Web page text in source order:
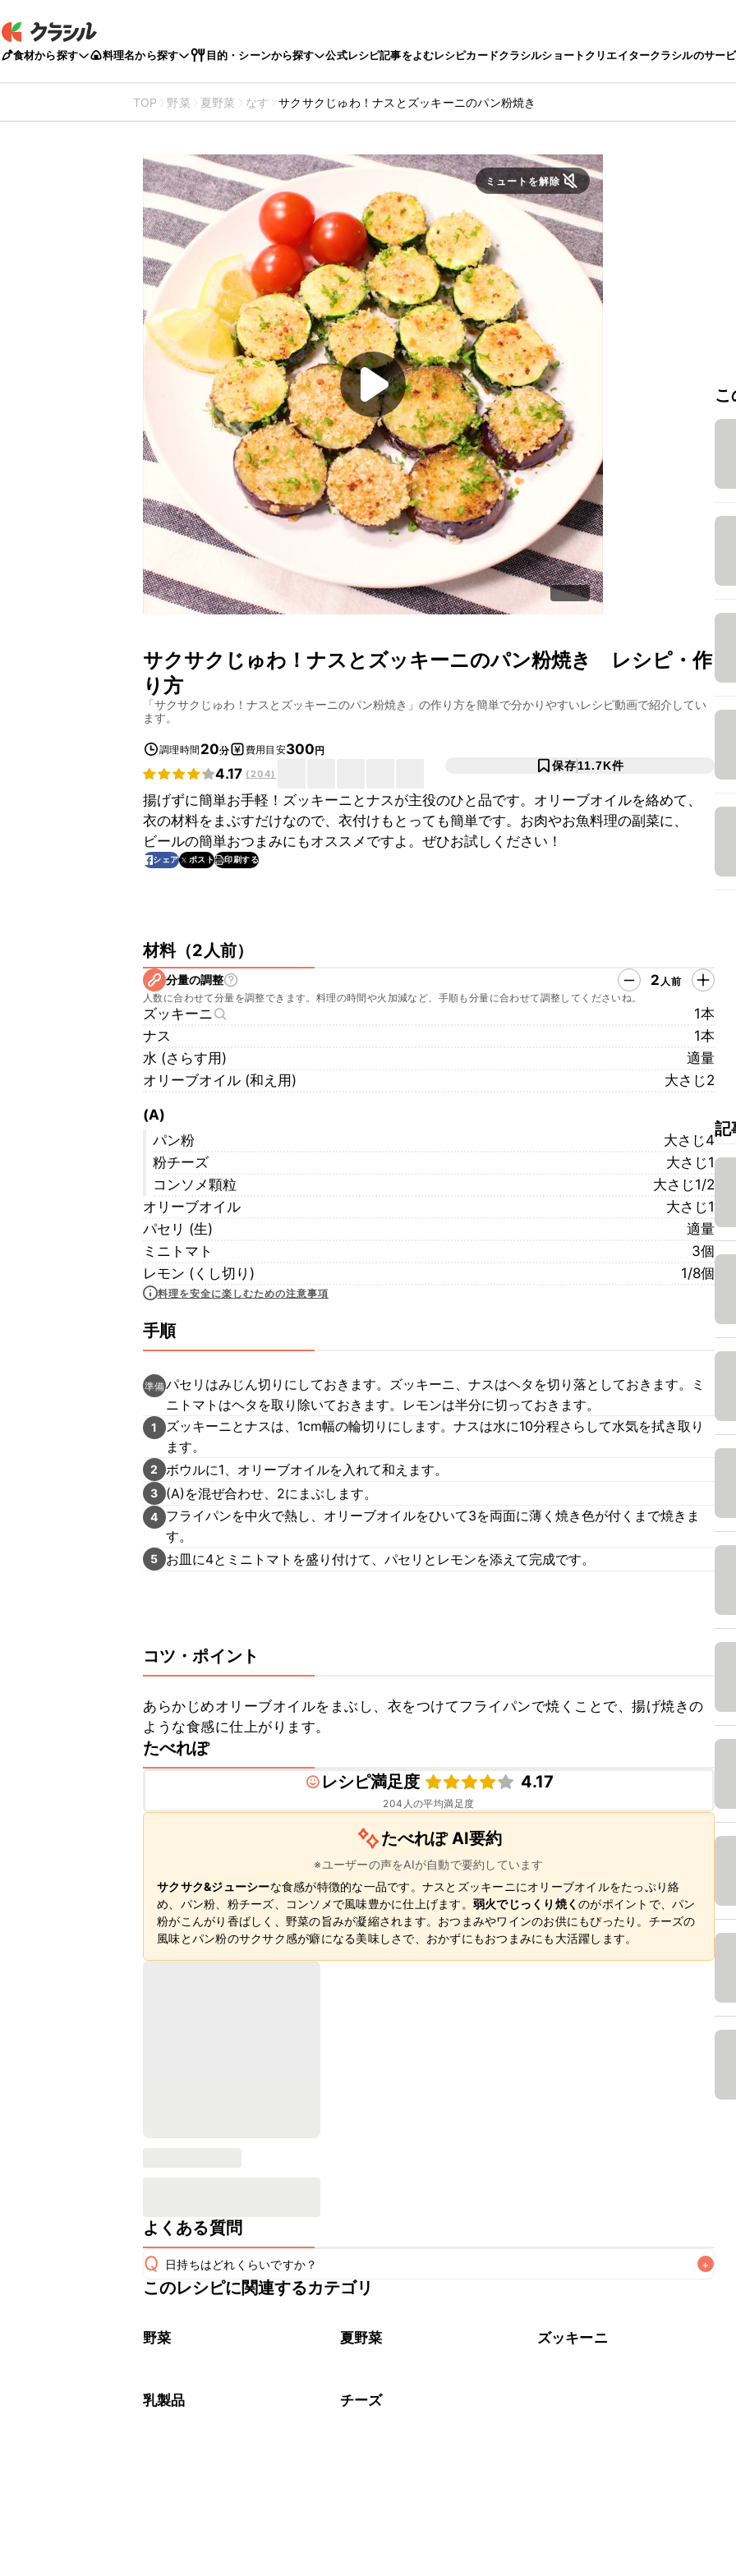
食材から探す 料理名から探す 目的・シーンから探す 公式レシピ記事をよむレシピカードクラシルショートクリエイタークラシルのサー
TOP 野菜 夏野菜 なす サクサクじゅわ！ナスとズッキーニのパン粉焼き
ミュートを解除
サクサクじゅわ！ナスとズッキーニのパン粉焼き
レシピ・作
り方
「サクサクじゅわ！ナスとズッキーニのパン粉焼き 」の作り方を簡単で分かりやすいレシピ動画で紹介してい
ます。
調理時間 20分 費用目安300円
4.17 (204)
保存11.7K件
揚げずに簡単お手軽！ズッキーニとナスが主役のひと品です。オリーブオイルを絡めて、
衣の材料をまぶすだけなので、衣付けもとっても簡単です。お肉やお魚料理の副菜に、
ビールの簡単おつまみにもオススメですよ。ぜひお試しください！
シェア ポスト 印刷する
材料（2人前）
分量の調整 2 人前
人数に合わせて分量を調整できます。料理の時間や火加減など、手順も分量に合わせて調整してくださいね。
ズッキーニ
1本
ナス
1本
水 (さらす用)
適量
オリーブオイル (和え用)
大さじ2
(A)
パン粉
大さじ4
粉チーズ
大さじ1
コンソメ顆粒
大さじ1/2
オリーブオイル
大さじ1
パセリ (生)
適量
ミニトマト
3個
レモン (くし切り)
1/8個
料理を安全に楽しむための注意事項
手順
準備パセリはみじん切りにしておきます。ズッキーニ、ナスはヘタを切り落としておきます。ミ
ニトマトはヘタを取り除いておきます。レモンは半分に切っておきます。
1
ズッキーニとナスは、1cm幅の輪切りにします。ナスは水に10分程さらして水気を拭き取り
ます。
2 ボウルに1、オリーブオイルを入れて和えます。
3 (A)を混ぜ合わせ、2にまぶします。
4
フライパンを中火で熱し、オリーブオイルをひいて3を両面に薄く焼き色が付くまで焼きま
す。
5 お皿に4とミニトマトを盛り付けて、パセリとレモンを添えて完成です。
コツ・ポイント
あらかじめオリーブオイルをまぶし、衣をつけてフライパンで焼くことで、揚げ焼きの
ような食感に仕上がります。
たべれぽ
レシピ満足度
4.17
204 人の平均満足度
たべれぽ AI要約
※ユーザーの声をAIが自動で要約しています
サクサク&ジューシーな食感が特徴的な一品です。ナスとズッキーニにオリーブオイルをたっぷり絡
め、パン粉、粉チーズ、コンソメで風味豊かに仕上げます。 弱火でじっくり焼く のがポイントで、パン
粉がこんがり香ばしく、野菜の旨みが凝縮されます。おつまみやワインのお供にもぴったり。チーズの
風味とパン粉のサクサク感が癖になる美味しさで、おかずにもおつまみにも大活躍します。
よくある質問
Q 日持ちはどれくらいですか？ +
保存期間は冷蔵で翌日中が目安です。なるべくお早めにお召し上がりください。
※日持ちは目安です。
このレシピに関連するカテゴリ
野菜 夏野菜 ズッキーニ
乳製品 チーズ
記